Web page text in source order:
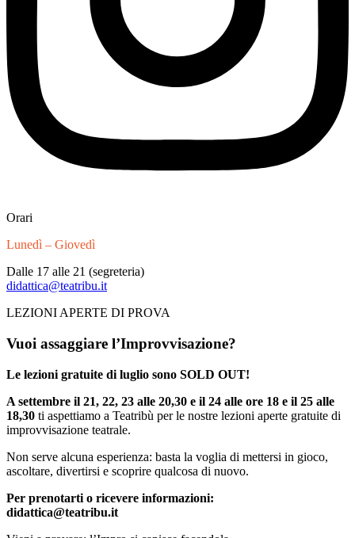
Orari
Lunedì – Giovedì
Dalle 17 alle 21 (segreteria)
didattica@teatribu.it
LEZIONI APERTE DI PROVA
Vuoi assaggiare l’Improvvisazione?
Le lezioni gratuite di luglio sono SOLD OUT!
A settembre il 21, 22, 23 alle 20,30 e il 24 alle ore 18 e il 25 alle
18,30 ti aspettiamo a Teatribù per le nostre lezioni aperte gratuite di
improvvisazione teatrale.
Non serve alcuna esperienza: basta la voglia di mettersi in gioco,
ascoltare, divertirsi e scoprire qualcosa di nuovo.
Per prenotarti o ricevere informazioni:
didattica@teatribu.it